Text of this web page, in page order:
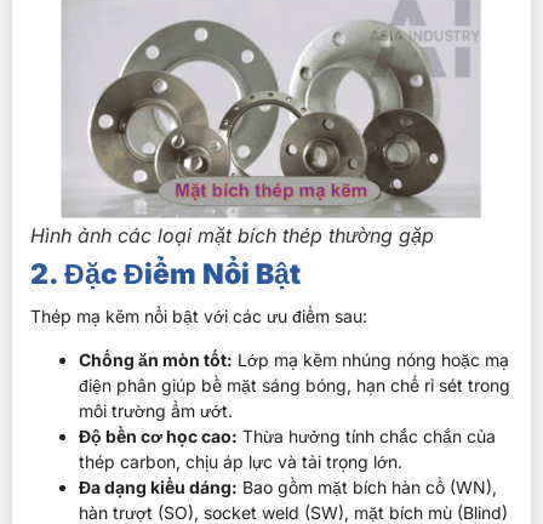
Hình ảnh các loại mặt bích thép thường gặp
2. Đặc Điểm Nổi Bật
Thép mạ kẽm nổi bật với các ưu điểm sau:
Chống ăn mòn tốt: Lớp mạ kẽm nhúng nóng hoặc mạ
điện phân giúp bề mặt sáng bóng, hạn chế rỉ sét trong
môi trường ẩm ướt.
Độ bền cơ học cao: Thừa hưởng tính chắc chắn của
thép carbon, chịu áp lực và tải trọng lớn.
Đa dạng kiểu dáng: Bao gồm mặt bích hàn cổ (WN),
hàn trượt (SO), socket weld (SW), mặt bích mù (Blind)